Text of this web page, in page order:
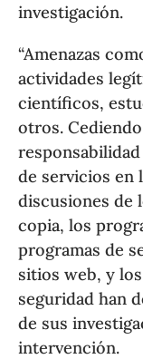
investigación.
“Amenazas
actividades
científicos,
otros.
de servicios en
discusiones de
copia, los
programas de
sitios web, y
seguridad han
de sus
intervención.